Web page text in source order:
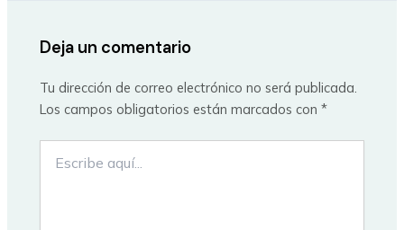
Deja un comentario
Tu dirección de correo electrónico no será publicada.
Los campos obligatorios están marcados con*
aquí...